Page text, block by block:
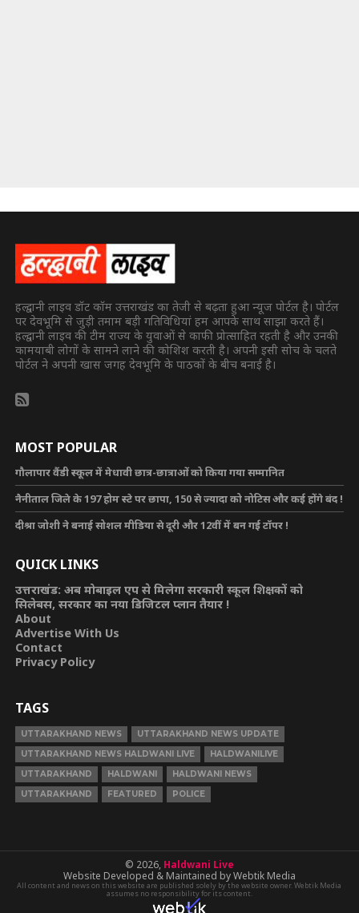
हल्द्वानी लाइव डॉट कॉम उत्तराखंड का तेजी से बढ़ता हुआ न्यूज पोर्टल है। पोर्टल
पर देवभूमि से जुड़ी तमाम बड़ी गतिविधियां हम आपके साथ साझा करते हैं।
हल्द्वानी लाइव की टीम राज्य के युवाओं से काफी प्रोत्साहित रहती है और उनकी
कामयाबी लोगों के सामने लाने की कोशिश करती है। अपनी इसी सोच के चलते
पोर्टल ने अपनी खास जगह देवभूमि के पाठकों के बीच बनाई है।
MOST POPULAR
गौलापार वैंडी स्कूल में मेधावी छात्र-छात्राओं को किया गया सम्मानित
नैनीताल जिले के 197 होम स्टे पर छापा, 150 से ज्यादा को नोटिस और कई होंगे बंद !
दीश्रा जोशी ने बनाई सोशल मीडिया से दूरी और 12वीं में बन गई टॉपर !
QUICK LINKS
उत्तराखंड: अब मोबाइल एप से मिलेगा सरकारी स्कूल शिक्षकों को
सिलेबस, सरकार का नया डिजिटल प्लान तैयार !
About
Advertise With Us
Contact
Privacy Policy
TAGS
UTTARAKHAND NEWS
UTTARAKHAND NEWS UPDATE
UTTARAKHAND NEWS HALDWANI LIVE
HALDWANILIVE
UTTARAKHAND
HALDWANI
HALDWANI NEWS
UTTARAKHAND
FEATURED POLICE
© 2026, Haldwani Live
Website Developed & Maintained by Webtik Media
All content and news on this website are published solely by the website owner. Webtik Media
assumes no responsibility for its content.